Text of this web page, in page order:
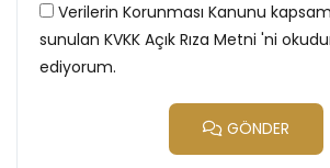
Verilerin Korunması Kanunu
sunulan KVKK Açık Rıza Metni 'ni
ediyorum.
GÖNDER